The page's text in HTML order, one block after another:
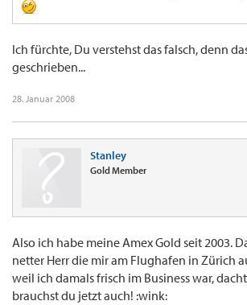
Ich fürchte, Du verstehst das falsch, denn
geschrieben...
28. Januar 2008
Stanley
Gold Member
Also ich habe meine Amex Gold seit 2003.
netter Herr die mir am Flughafen in Zürich
weil ich damals frisch im Business war,
brauchst du jetzt auch! :wink: